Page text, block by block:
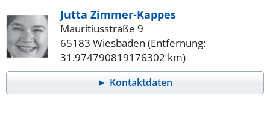
Jutta Zimmer-Kappes
Mauritiusstraße 9
65183 Wiesbaden (Entfernung:
31.974790819176302 km)
Kontaktdaten